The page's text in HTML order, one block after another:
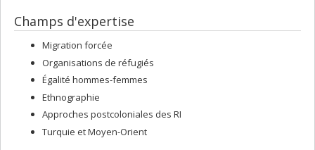
Champs d'expertise
Migration forcée
Organisations de réfugiés
Égalité hommes-femmes
Ethnographie
Approches postcoloniales des RI
Turquie et Moyen-Orient